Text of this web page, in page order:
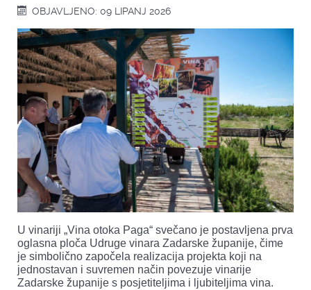
OBJAVLJENO: 09 LIPANJ 2026
U vinariji „Vina otoka Paga“ svečano je postavljena prva
oglasna ploča Udruge vinara Zadarske županije, čime
je simbolično započela realizacija projekta koji na
jednostavan i suvremen način povezuje vinarije
Zadarske županije s posjetiteljima i ljubiteljima vina.